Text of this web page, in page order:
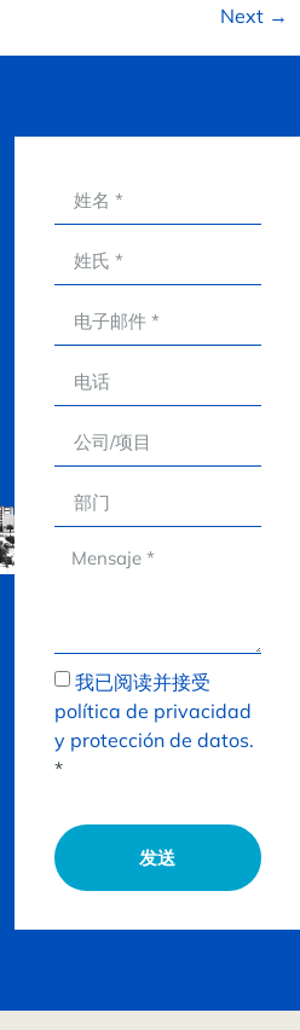
Next →
我已阅读并接受
política de privacidad
y protección de datos.
*
发送